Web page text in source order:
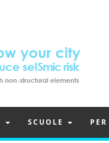
SCUOLE